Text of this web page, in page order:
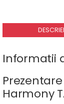
Informatii
Harmony